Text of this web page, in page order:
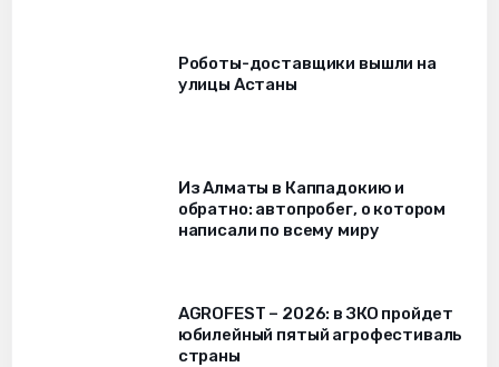
Роботы-доставщики вышли на
улицы Астаны
Из Алматы в Каппадокию и
обратно: автопробег, о котором
написали по всему миру
AGROFEST – 2026: в ЗКО пройдет
юбилейный пятый агрофестиваль
страны